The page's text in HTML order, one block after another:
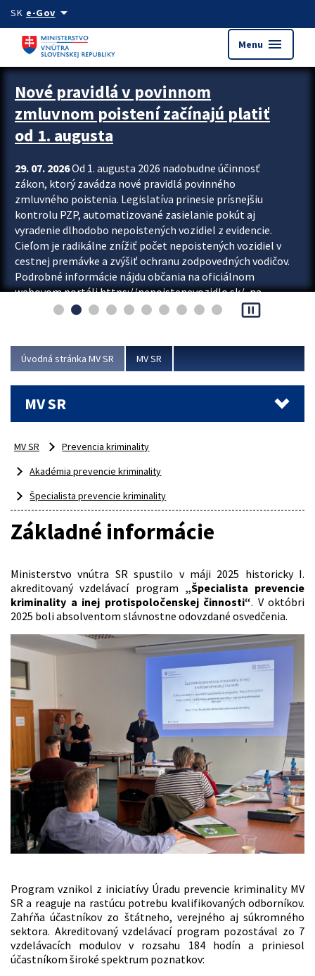
Preskocit na hlavný obsah
SK e-Govarrow_drop_down
Menu menu
Zastavit automatický posun upútavok
Nové pravidlá v povinnom
zmluvnom poistení začínajú platiť
od 1. augusta
29. 07. 2026Od 1. augusta 2026 nadobudne účinnosť
zákon, ktorý zavádza nové pravidlá povinného
zmluvného poistenia. Legislatíva prinesie prísnejšiu
kontrolu PZP, automatizované zasielanie pokút aj
vyradenie dlhodobo nepoistených vozidiel z evidencie.
Cieľom je radikálne znížiť počet nepoistených vozidiel v
cestnej premávke a zvýšiť ochranu zodpovedných vodičov.
Podrobné informácie nájdu občania na oficiálnom
webovom portáli https://nepoistenevozidlo.sk/, na
ktorom od augusta pribudne aj možnosť overiť si...
pause_presentation
Úvodná stránka MV SR MV SR
MV SR
MV SR
Prevencia kriminality
Akadémia prevencie kriminality
Špecialista prevencie kriminality
Základné informácie
Ministerstvo vnútra SR spustilo v máji 2025 historicky I.
akreditovaný vzdelávací program „Špecialista prevencie
kriminality a inej protispoločenskej činnosti“. V októbri
2025 boli absolventom slávnostne odovzdané osvedčenia.
Program vznikol z iniciatívy Úradu prevencie kriminality MV
SR a reaguje na rastúcu potrebu kvalifikovaných odborníkov.
Zahŕňa účastníkov zo štátneho, verejného aj súkromného
sektora. Akreditovaný vzdelávací program pozostával zo 7
vzdelávacích modulov v rozsahu 184 hodín a priniesol
účastníkom široké spektrum poznatkov: